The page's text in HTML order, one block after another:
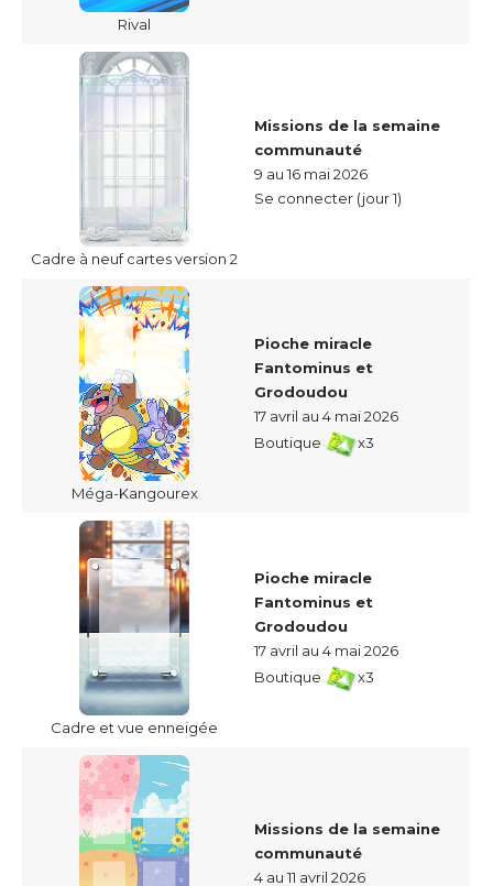
Rival
Cadre à neuf cartes version 2
Missions de la semaine
communauté
9 au 16 mai 2026
Se connecter (jour 1)
Méga-Kangourex
Pioche miracle
Fantominus et
Grodoudou
17 avril au 4 mai 2026
Boutique
x3
Cadre et vue enneigée
Pioche miracle
Fantominus et
Grodoudou
17 avril au 4 mai 2026
Boutique
x3
Missions de la semaine
communauté
4 au 11 avril 2026